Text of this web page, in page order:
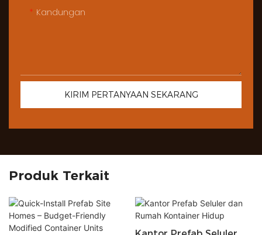
Kandungan
KIRIM PERTANYAAN SEKARANG
Produk Terkait